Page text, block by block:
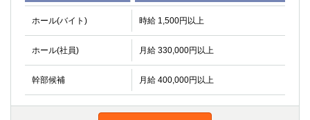
ホール(バイト) 時給 1,500円以上
ホール(社員) 月給 330,000円以上
幹部候補 月給 400,000円以上
下北沢・経堂
金町（北口）
成増駅徒歩3分の好立地！①JR埼京線「赤羽駅」から徒歩2分 ②東
①歌舞伎町 ②新宿 ③西部新宿 ③東新宿
①歌舞伎町 ②新宿
①銀座 ②新橋
錦糸町(南口)
①東武練馬 ②成増・板橋 ③大山 ②池袋
池袋東口